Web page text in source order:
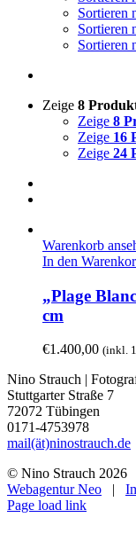
Sortieren
Sortieren
Sortieren
Zeige 8
Zeige 8
Zeige 16
Zeige 24
Warenkorb
In den
„Plage
cm
€1.400,00 (inkl.
Nino Strauch |
Stuttgarter Straße 7
72072 Tübingen
0171-4753978
mail(ät)ninostrauch.de
© Nino Strauch 2026
Webagentur Neo |
Instagram
Page load link